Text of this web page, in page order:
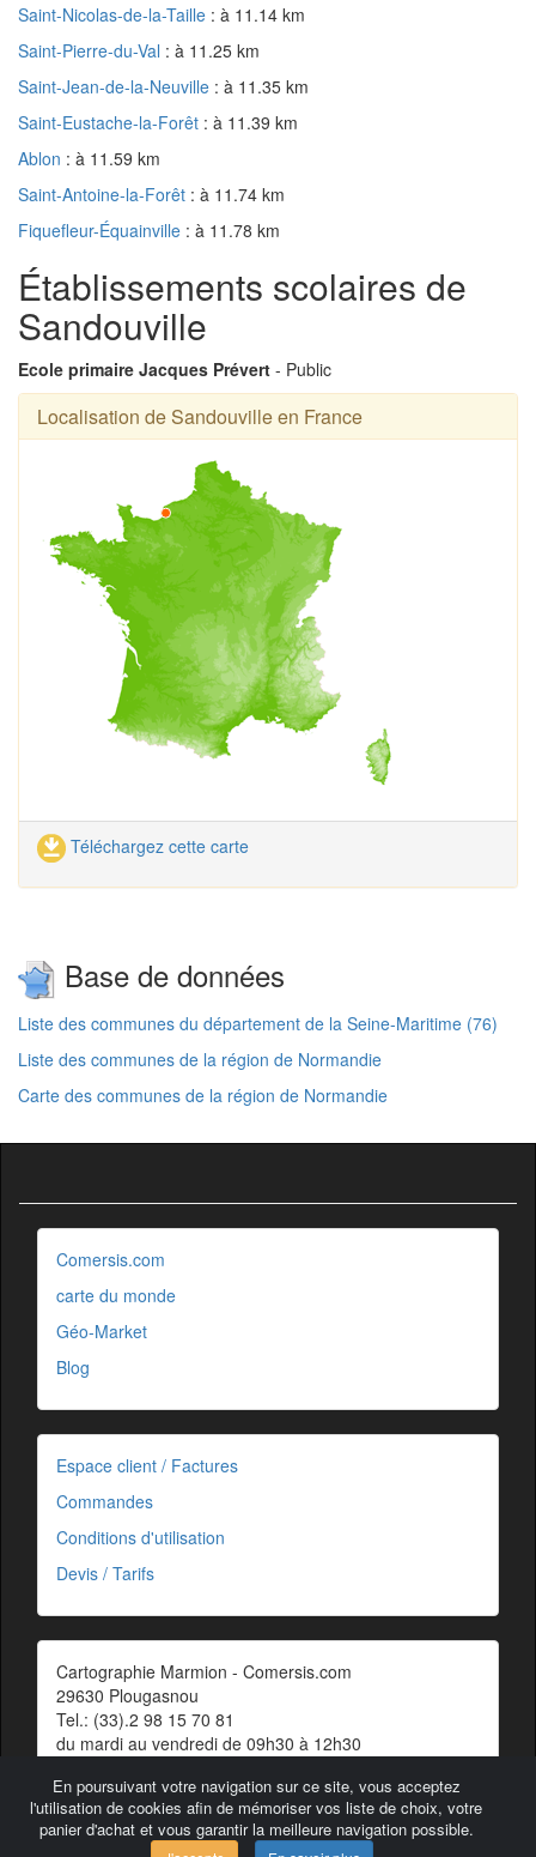
Saint-Nicolas-de-la-Taille : à 11.14 km
Saint-Pierre-du-Val : à 11.25 km
Saint-Jean-de-la-Neuville : à 11.35 km
Saint-Eustache-la-Forêt : à 11.39 km
Ablon : à 11.59 km
Saint-Antoine-la-Forêt : à 11.74 km
Fiquefleur-Équainville : à 11.78 km
Établissements scolaires de
Sandouville
Ecole primaire Jacques Prévert - Public
Localisation de Sandouville en France
Téléchargez cette carte
Base de données
Liste des communes du département de la Seine-Maritime (76)
Liste des communes de la région de Normandie
Carte des communes de la région de Normandie
En poursuivant votre navigation sur ce site, vous acceptez
l'utilisation de cookies afin de mémoriser vos liste de choix, votre
panier d'achat et vous garantir la meilleure navigation possible.
Comersis.com
carte du monde
Géo-Market
Blog
Espace client / Factures
Commandes
Conditions d'utilisation
Devis / Tarifs
Cartographie Marmion - Comersis.com
29630 Plougasnou
Tel.: (33).2 98 15 70 81
du mardi au vendredi de 09h30 à 12h30
Contact